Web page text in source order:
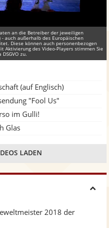
an die Betreiber der jeweiligen
auch außerhalb des Europäischen
Diese können auch personenbezogen
Aktivierung des Video-Players stimmen Sie
zu.
(auf Englisch)
"Fool Us"
im Gulli!
Glas
LADEN
2018 der